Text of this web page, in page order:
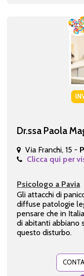
Dr.ssa Paola
Via Franchi, 15 -
Clicca qui per
Psicologo a Pavia
Gli attacchi di
diffuse patologie
pensare che in
di abitanti abbiano
questo disturbo.